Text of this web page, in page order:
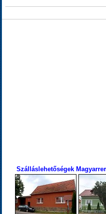
Szálláslehetőségek